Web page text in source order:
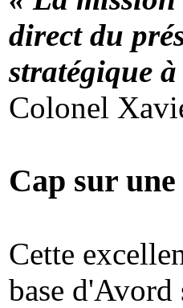
direct du
stratégique
Colonel
Cap sur
Cette
base d'Avord